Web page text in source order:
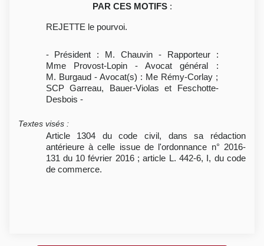
PAR CES MOTIFS:
REJETTE le pourvoi.
- Président : M. Chauvin - Rapporteur :
Mme Provost-Lopin - Avocat général :
M. Burgaud - Avocat(s) : Me Rémy-Corlay ;
SCP Garreau, Bauer-Violas et Feschotte-
Desbois -
Textes visés :
Article 1304 du code civil, dans sa rédaction
antérieure à celle issue de l'ordonnance n° 2016-
131 du 10 février 2016 ; article L. 442-6, I, du code
de commerce.